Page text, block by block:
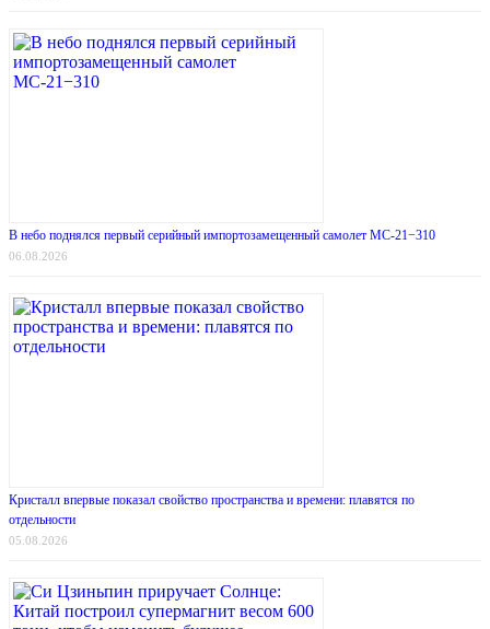
В небо поднялся первый серийный импортозамещенный самолет МС-21−310
06.08.2026
Кристалл впервые показал свойство пространства и времени: плавятся по
отдельности
05.08.2026